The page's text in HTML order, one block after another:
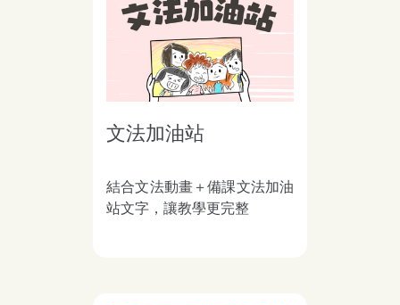
文法加油站
結合文法動畫＋備課文法加油
站文字，讓教學更完整